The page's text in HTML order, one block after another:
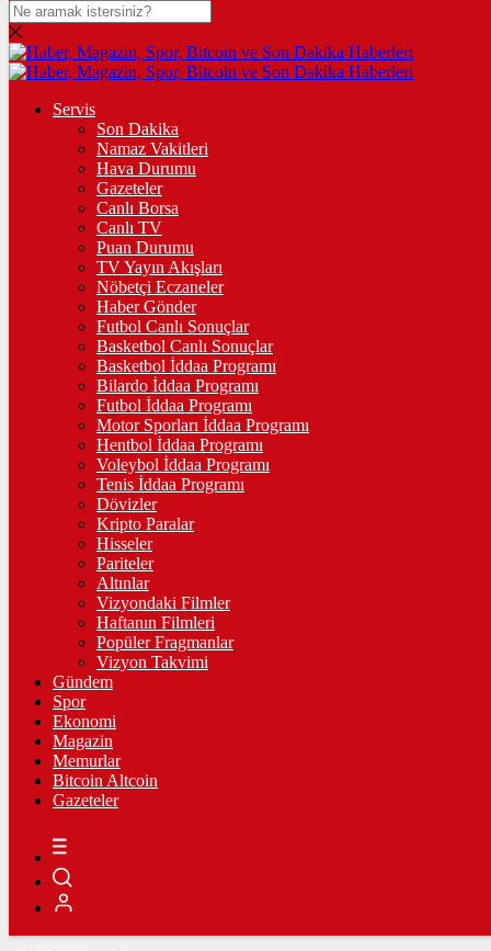
DOLAR
47,7436$% 0.18
% 0.32
STERLİN
% 0.38
GRAM ALTIN
%2,59
ÇEYREK ALTIN
%2,57
TAM ALTIN
43.437,00%2,56
ONS
Servis
Son Dakika
Namaz Vakitleri
Hava Durumu
Gazeteler
Canlı Borsa
Canlı TV
Puan Durumu
TV Yayın Akışları
Nöbetçi Eczaneler
Haber Gönder
Futbol Canlı Sonuçlar
Basketbol Canlı Sonuçlar
Basketbol İddaa Programı
Bilardo İddaa Programı
Futbol İddaa Programı
Motor Sporları İddaa Programı
Hentbol İddaa Programı
Voleybol İddaa Programı
Tenis İddaa Programı
Dövizler
Kripto Paralar
Hisseler
Pariteler
Altınlar
Vizyondaki Filmler
Haftanın Filmleri
Popüler Fragmanlar
Vizyon Takvimi
Gündem
Spor
Ekonomi
Magazin
Memurlar
Bitcoin Altcoin
Gazeteler